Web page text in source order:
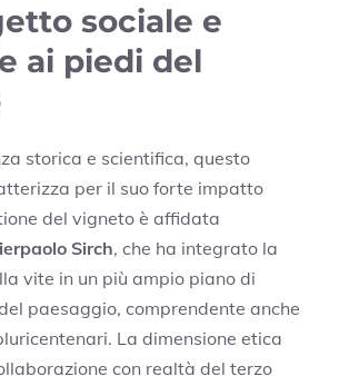
sociale e
ai piedi del
storica e scientifica, questo
per il suo forte impatto
del vigneto è affidata
Sirch, che ha integrato la
vite in un più ampio piano di
paesaggio, comprendente anche
La dimensione etica
con realtà del terzo